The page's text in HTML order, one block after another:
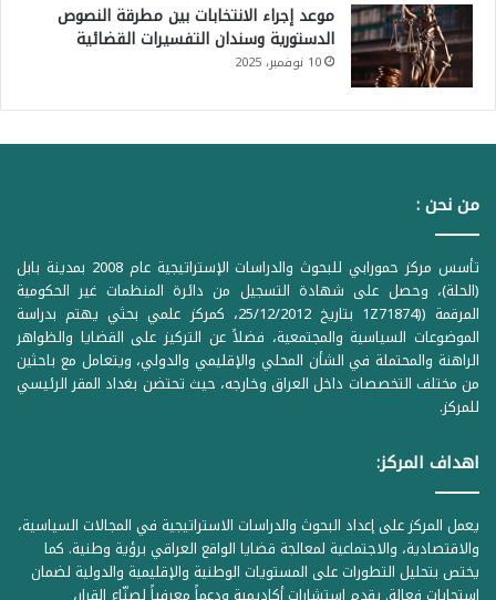
موعد إجراء الانتخابات بين مطرقة النصوص
الدستورية وسندان التفسيرات القضائية
10 نوفمبر، 2025
من نحن :
تأسس مركز حمورابي للبحوث والدراسات الإستراتيجية عام 2008 بمدينة بابل
(الحلة)، وحصل على شهادة التسجيل من دائرة المنظمات غير الحكومية
المرقمة ((1Z71874 بتاريخ 25/12/2012، كمركز علمي بحثي يهتم بدراسة
الموضوعات السياسية والمجتمعية، فضلاً عن التركيز على القضايا والظواهر
الراهنة والمحتملة في الشأن المحلي والإقليمي والدولي، ويتعامل مع باحثين
من مختلف التخصصات داخل العراق وخارجه، حيث تحتضن بغداد المقر الرئيسي
للمركز.
اهداف المركز:
يعمل المركز على إعداد البحوث والدراسات الاستراتيجية في المجالات السياسية،
والاقتصادية، والاجتماعية لمعالجة قضايا الواقع العراقي برؤية وطنية. كما
يختص بتحليل التطورات على المستويات الوطنية والإقليمية والدولية لضمان